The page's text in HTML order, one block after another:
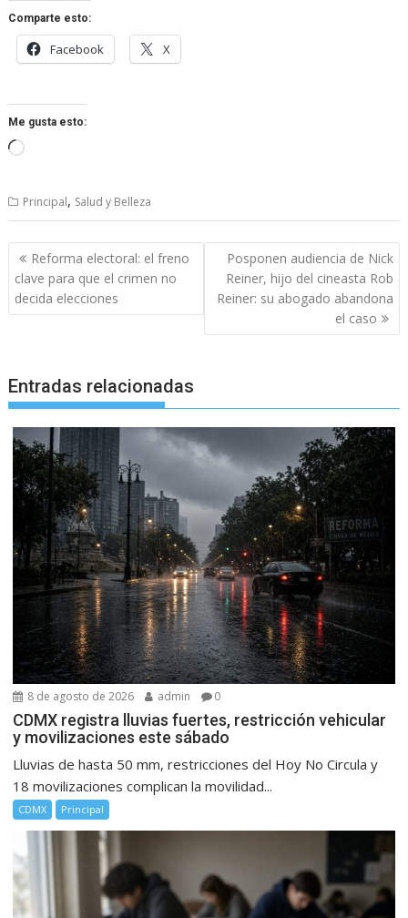
Comparte esto:
Facebook X
Me gusta esto:
Cargando...
Principal, Salud y Belleza
Navegación
de
entradas
Reforma electoral: el freno
clave para que el crimen no
decida elecciones
Posponen audiencia de Nick
Reiner, hijo del cineasta Rob
Reiner: su abogado abandona
el caso
Entradas relacionadas
8 de agosto de 2026 admin 0
CDMX registra lluvias fuertes, restricción vehicular
y movilizaciones este sábado
Lluvias de hasta 50 mm, restricciones del Hoy No Circula y
18 movilizaciones complican la movilidad...
CDMX Principal